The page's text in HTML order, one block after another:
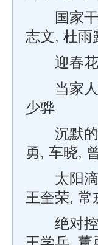
国家干
志文, 杜雨
迎春花
当家人
少骅
沉默的
勇, 车晓,
太阳滴
王奎荣, 常
绝对控